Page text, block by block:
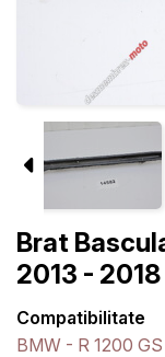
Brat
2013 - 2018
Compatibilitate
BMW - R 1200